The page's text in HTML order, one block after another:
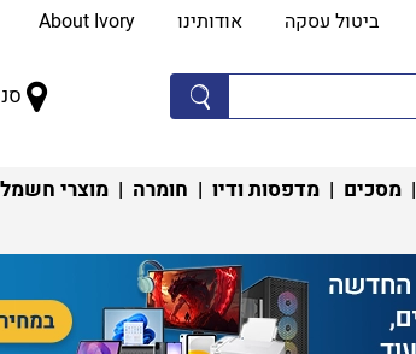
ביטול עסקה אודותינו About Ivory
| מסכים | מדפסות ודיו | חומרה | מוצרי